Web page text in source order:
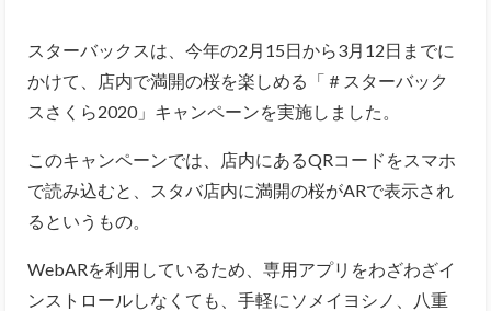
スターバックスは、今年の2月15日から3月12日までに
かけて、店内で満開の桜を楽しめる「＃スターバック
スさくら2020」キャンペーンを実施しました。
このキャンペーンでは、店内にあるQRコードをスマホ
で読み込むと、スタバ店内に満開の桜がARで表示され
るというもの。
WebARを利用しているため、専用アプリをわざわざイ
ンストロールしなくても、手軽にソメイヨシノ、八重